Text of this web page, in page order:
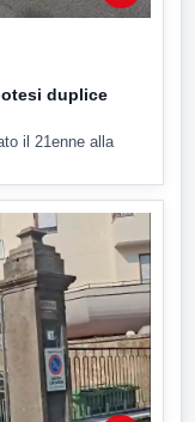
duplice
il 21enne alla